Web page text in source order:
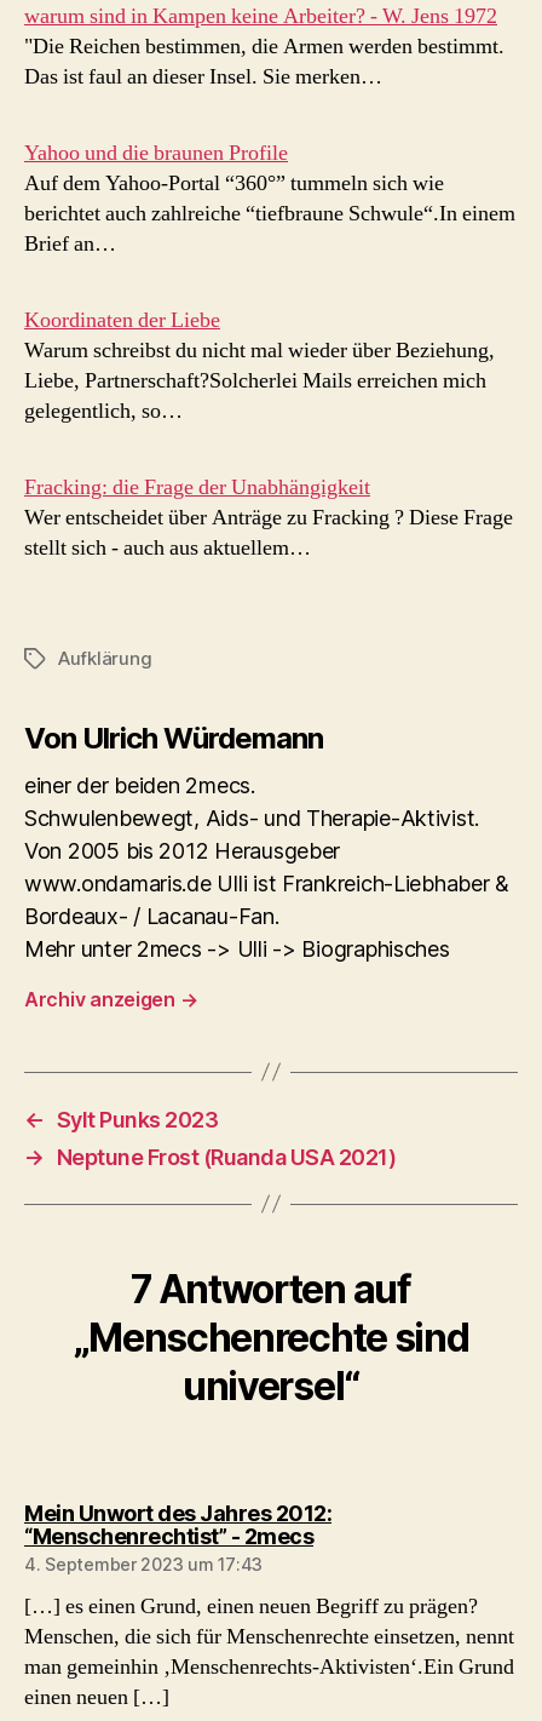
warum sind in Kampen keine Arbeiter? - W. Jens 1972
"Die Reichen bestimmen, die Armen werden bestimmt.
Das ist faul an dieser Insel. Sie merken…
Yahoo und die braunen Profile
Auf dem Yahoo-Portal “360°” tummeln sich wie
berichtet auch zahlreiche “tiefbraune Schwule“.In einem
Brief an…
Koordinaten der Liebe
Warum schreibst du nicht mal wieder über Beziehung,
Liebe, Partnerschaft?Solcherlei Mails erreichen mich
gelegentlich, so…
Fracking: die Frage der Unabhängigkeit
Wer entscheidet über Anträge zu Fracking ? Diese Frage
stellt sich - auch aus aktuellem…
Schlagwörter
Aufklärung
Von Ulrich Würdemann
einer der beiden 2mecs.
Schwulenbewegt, Aids- und Therapie-Aktivist.
Von 2005 bis 2012 Herausgeber
www.ondamaris.de Ulli ist Frankreich-Liebhaber &
Bordeaux- / Lacanau-Fan.
Mehr unter 2mecs -> Ulli -> Biographisches
Archiv anzeigen →
← Sylt Punks 2023
→
Neptune Frost (Ruanda USA 2021)
7 Antworten auf
„Menschenrechte sind
universel“
Mein Unwort des Jahres 2012:
“Menschenrechtist” - 2mecssagt:
4. September 2023 um 17:43
[…] es einen Grund, einen neuen Begriff zu prägen?
Menschen, die sich für Menschenrechte einsetzen, nennt
man gemeinhin ‚Menschenrechts-Aktivisten‘.Ein Grund
einen neuen […]